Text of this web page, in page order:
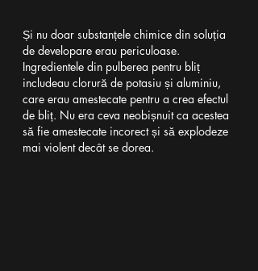
Și nu doar substanțele chimice din soluția
de developare erau periculoase.
Ingredientele din pulberea pentru bliț
includeau clorură de potasiu și aluminiu,
care erau amestecate pentru a crea efectul
de bliț. Nu era ceva neobișnuit ca acestea
să fie amestecate incorect și să explodeze
mai violent decât se dorea.